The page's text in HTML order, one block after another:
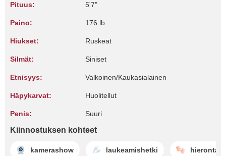
Pituus: 5'7"
Paino: 176 lb
Hiukset: Ruskeat
Silmät: Siniset
Etnisyys: Valkoinen/Kaukasialainen
Häpykarvat: Huolitellut
Penis: Suuri
Kiinnostuksen kohteet
kamerashow laukeamishetki hieronta